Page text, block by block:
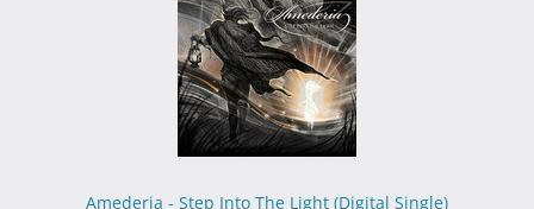
Amederia - Step Into The Light (Digital Single)